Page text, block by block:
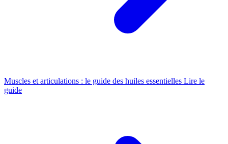
Muscles et articulations : le guide des huiles essentielles Lire le
guide